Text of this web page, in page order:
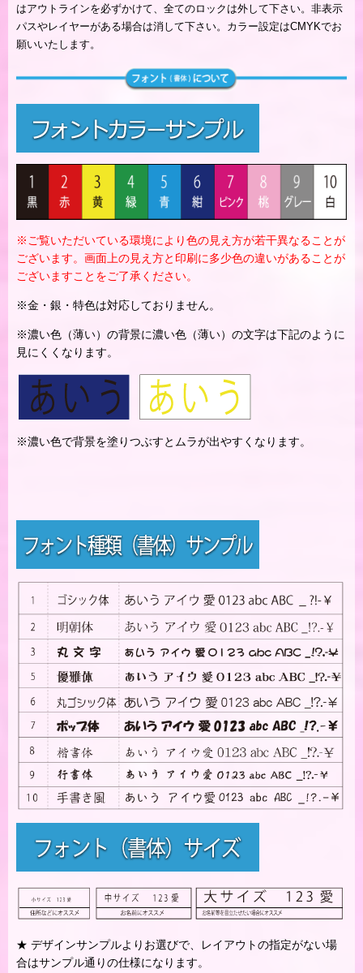
はアウトラインを必ずかけて、全てのロックは外して下さい。非表示
パスやレイヤーがある場合は消して下さい。カラー設定はCMYKでお
願いいたします。
※ご覧いただいている環境により色の見え方が若干異なることが
ございます。画面上の見え方と印刷に多少色の違いがあることが
ございますことをご了承ください。
※金・銀・特色は対応しておりません。
※濃い色（薄い）の背景に濃い色（薄い）の文字は下記のように
見にくくなります。
※濃い色で背景を塗りつぶすとムラが出やすくなります。
★ デザインサンプルよりお選びで、レイアウトの指定がない場
合はサンプル通りの仕様になります。